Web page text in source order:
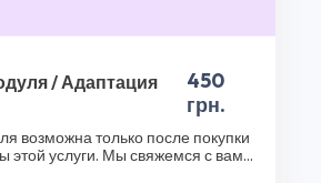
/ Адаптация
450
грн.
возможна только после покупки
этой услуги. Мы свяжемся с вами